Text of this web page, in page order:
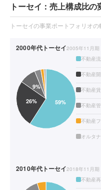
トーセイ：売上構成比の
トーセイの事業ポートフォリオ
2000年代 トーセイ2005年11月期
不動産
不動産
不動産
不動産
不動産
オルタ
2010年代 トーセイ2018年11月期
不動産